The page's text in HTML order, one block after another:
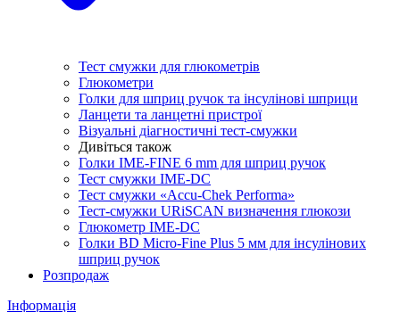
Тест смужки для глюкометрів
Глюкометри
Голки для шприц ручок та інсулінові шприци
Ланцети та ланцетні пристрої
Візуальні діагностичні тест-смужки
Дивіться також
Голки IME-FINE 6 mm для шприц ручок
Тест смужки IME-DC
Тест смужки «Accu-Chek Performa»
Тест-смужки URiSCAN визначення глюкози
Глюкометр IME-DC
Голки BD Micro-Fine Plus 5 мм для інсулінових
шприц ручок
Розпродаж
Інформація